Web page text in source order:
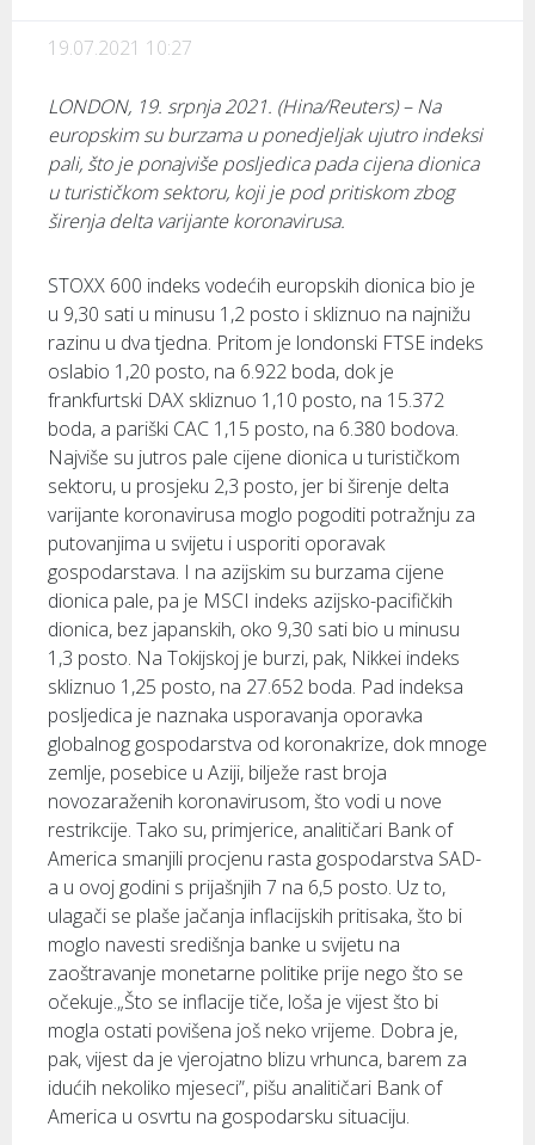
19.07.2021 10:27
LONDON, 19. srpnja 2021. (Hina/Reuters) – Na
europskim su burzama u ponedjeljak ujutro indeksi
pali, što je ponajviše posljedica pada cijena dionica
u turističkom sektoru, koji je pod pritiskom zbog
širenja delta varijante koronavirusa.
STOXX 600 indeks vodećih europskih dionica bio je
u 9,30 sati u minusu 1,2 posto i skliznuo na najnižu
razinu u dva tjedna. Pritom je londonski FTSE indeks
oslabio 1,20 posto, na 6.922 boda, dok je
frankfurtski DAX skliznuo 1,10 posto, na 15.372
boda, a pariški CAC 1,15 posto, na 6.380 bodova.
Najviše su jutros pale cijene dionica u turističkom
sektoru, u prosjeku 2,3 posto, jer bi širenje delta
varijante koronavirusa moglo pogoditi potražnju za
putovanjima u svijetu i usporiti oporavak
gospodarstava. I na azijskim su burzama cijene
dionica pale, pa je MSCI indeks azijsko-pacifičkih
dionica, bez japanskih, oko 9,30 sati bio u minusu
1,3 posto. Na Tokijskoj je burzi, pak, Nikkei indeks
skliznuo 1,25 posto, na 27.652 boda. Pad indeksa
posljedica je naznaka usporavanja oporavka
globalnog gospodarstva od koronakrize, dok mnoge
zemlje, posebice u Aziji, bilježe rast broja
novozaraženih koronavirusom, što vodi u nove
restrikcije. Tako su, primjerice, analitičari Bank of
America smanjili procjenu rasta gospodarstva SAD-
a u ovoj godini s prijašnjih 7 na 6,5 posto. Uz to,
ulagači se plaše jačanja inflacijskih pritisaka, što bi
moglo navesti središnja banke u svijetu na
zaoštravanje monetarne politike prije nego što se
očekuje.„Što se inflacije tiče, loša je vijest što bi
mogla ostati povišena još neko vrijeme. Dobra je,
pak, vijest da je vjerojatno blizu vrhunca, barem za
idućih nekoliko mjeseci”, pišu analitičari Bank of
America u osvrtu na gospodarsku situaciju.